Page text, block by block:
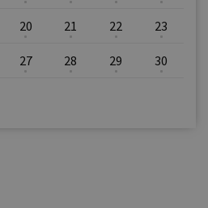
20 21 22 23
27 28 29 30